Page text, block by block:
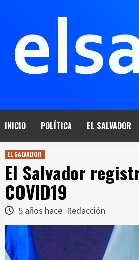
INICIO POLÍTICA EL SALVADOR
EL SALVADOR
El Salvador
COVID19
5 años hace Redacción